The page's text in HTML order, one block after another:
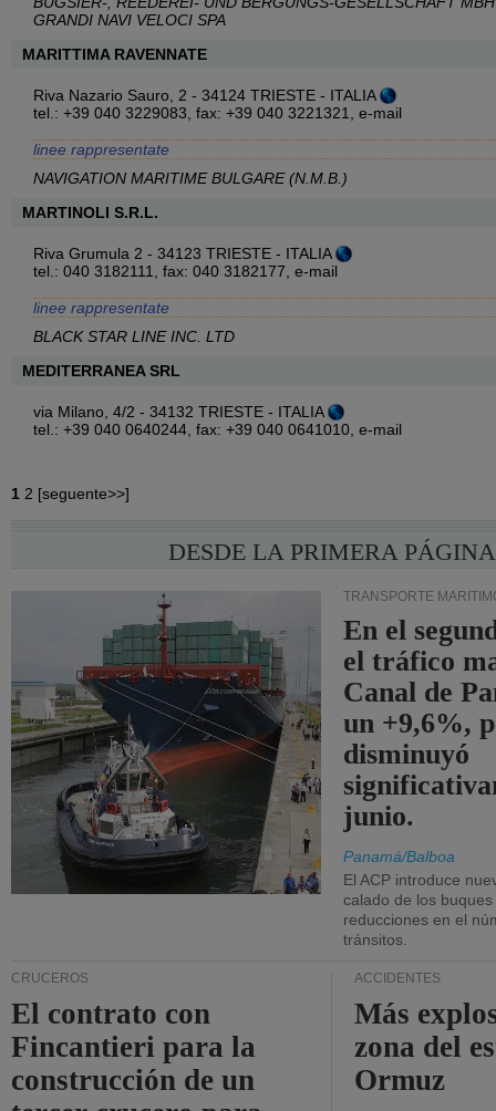
GRANDI NAVI VELOCI SPA
MARITTIMA RAVENNATE
Riva Nazario Sauro, 2 - 34124 TRIESTE - ITALIA
tel.: +39 040 3229083, fax: +39 040 3221321, e-mail
linee rappresentate
NAVIGATION MARITIME BULGARE (N.M.B.)
MARTINOLI S.R.L.
Riva Grumula 2 - 34123 TRIESTE - ITALIA
tel.: 040 3182111, fax: 040 3182177, e-mail
linee rappresentate
BLACK STAR LINE INC. LTD
MEDITERRANEA SRL
via Milano, 4/2 - 34132 TRIESTE - ITALIA
tel.: +39 040 0640244, fax: +39 040 0641010, e-mail
1 2 [seguente>>]
DESDE LA PRIMERA PÁGINA
TRANSPORTE
En el
el tráfico
Canal de
un +9,6%,
disminuyó
junio.
Panamá/Balboa
El ACP introduce
calado de los
reducciones en el
tránsitos.
CRUCEROS
El contrato con
Fincantieri para la
construcción de un
ACCIDENTES
Más
zona del
Ormuz